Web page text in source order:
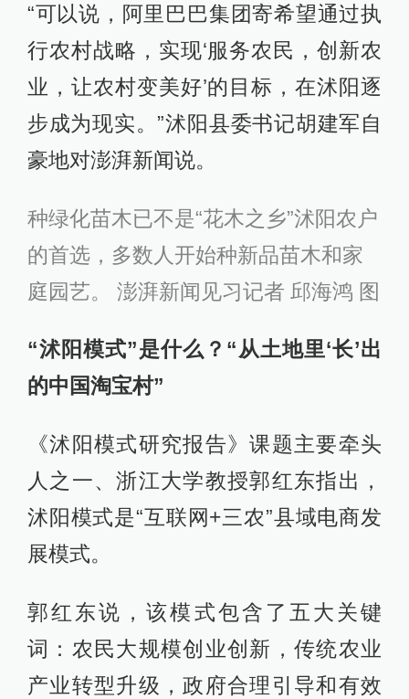
“可以说，阿里巴巴集团寄希望通过执
行农村战略，实现‘服务农民，创新农
业，让农村变美好’的目标，在沭阳逐
步成为现实。”沭阳县委书记胡建军自
豪地对澎湃新闻说。
种绿化苗木已不是“花木之乡”沭阳农户
的首选，多数人开始种新品苗木和家
庭园艺。 澎湃新闻见习记者 邱海鸿 图
“沭阳模式”是什么？“从土地里‘长’出
的中国淘宝村”
《沭阳模式研究报告》课题主要牵头
人之一、浙江大学教授郭红东指出，
沭阳模式是“互联网+三农”县域电商发
展模式。
郭红东说，该模式包含了五大关键
词：农民大规模创业创新，传统农业
产业转型升级，政府合理引导和有效